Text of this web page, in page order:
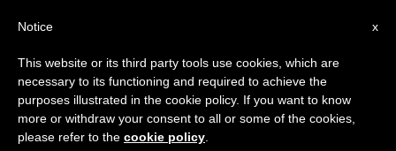
x
Notice
This website or its third party tools use cookies, which are
necessary to its functioning and required to achieve the
purposes illustrated in the cookie policy. If you want to know
more or withdraw your consent to all or some of the cookies,
please refer to the cookie policy